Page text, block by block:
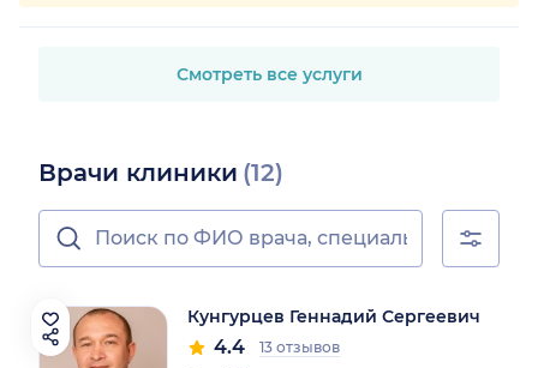
Смотреть все услуги
Врачи клиники (12)
Кунгурцев Геннадий Сергеевич
4.4
13 отзывов